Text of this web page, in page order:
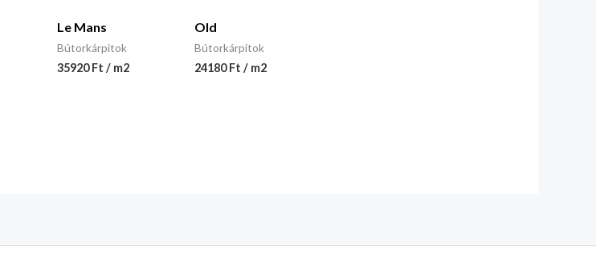
Le Mans
Bútorkárpitok
35920 Ft / m2
Old
Bútorkárpitok
24180 Ft / m2